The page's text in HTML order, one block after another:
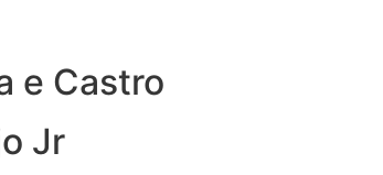
e Castro
Jr